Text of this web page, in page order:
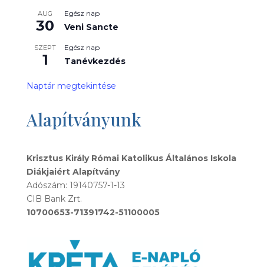
AUG
30
Egész nap
Veni Sancte
SZEPT
1
Egész nap
Tanévkezdés
Naptár megtekintése
Alapítványunk
Krisztus Király Római Katolikus Általános Iskola
Diákjaiért Alapítvány
Adószám: 19140757-1-13
CIB Bank Zrt.
10700653-71391742-51100005